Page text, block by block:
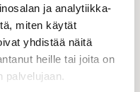
ja analytiikka-
miten käytät
yhdistää näitä
heille tai joita on
palvelujaan.